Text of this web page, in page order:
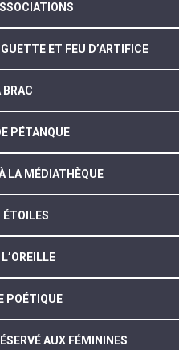
ET FEU D’ARTIFICE
BRAC
PÉTANQUE
LA MÉDIATHÈQUE
ÉTOILES
POÉTIQUE
AUX FÉMININES